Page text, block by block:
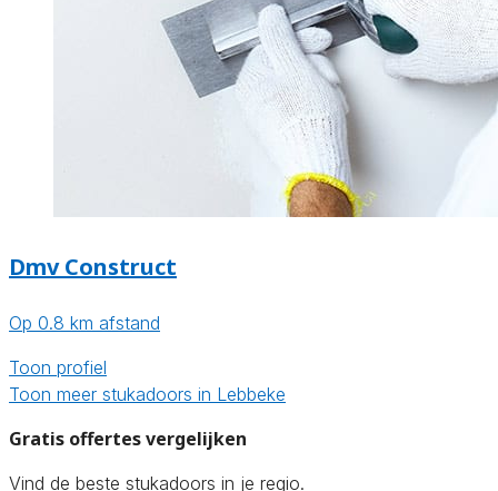
Dmv Construct
Op 0.8 km afstand
Toon profiel
Toon meer stukadoors in Lebbeke
Gratis offertes vergelijken
Vind de beste stukadoors in je regio.